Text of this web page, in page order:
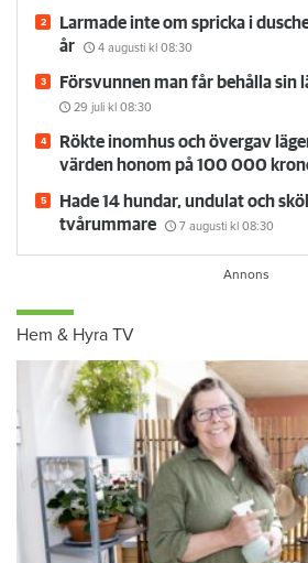
Larmade inte om spricka i
år
4 augusti kl 08:30
Försvunnen man får behålla sin
29 juli kl 08:30
Rökte inomhus och övergav
värden honom på 100 000
Hade 14 hundar, undulat och
tvårummare
7 augusti kl 08:30
Hem & Hyra TV